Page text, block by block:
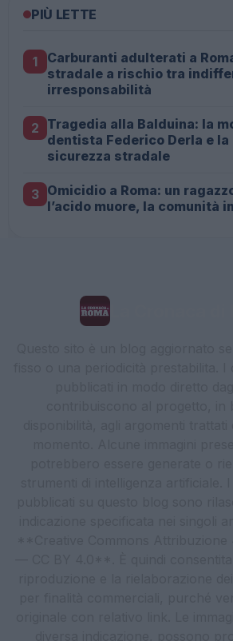
PIÙ LETTE
1
Carburanti adulterati a
stradale a rischio tra
irresponsabilità
2 Tragedia alla Balduina: la
dentista Federico Derla e
sicurezza stradale
3 Omicidio a Roma: un
l’acido muore, la comunità